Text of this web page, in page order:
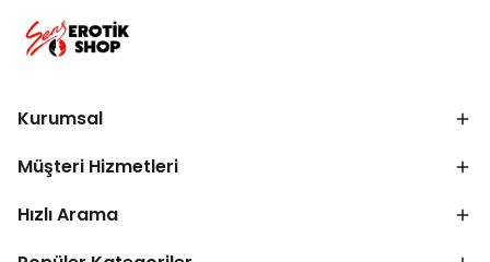
Kurumsal
Müşteri Hizmetleri
Hızlı Arama